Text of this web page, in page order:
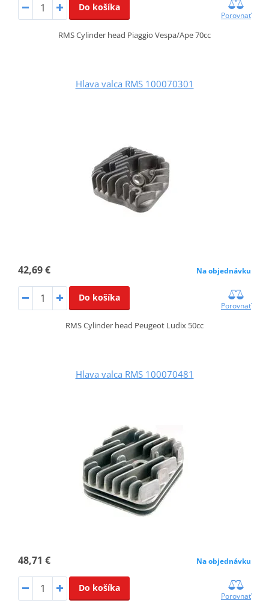
Do košíka
Porovnať
RMS Cylinder head Piaggio Vespa/Ape 70cc
Hlava valca RMS 100070301
42,69 € Na objednávku
Do košíka
Porovnať
RMS Cylinder head Peugeot Ludix 50cc
Hlava valca RMS 100070481
48,71 € Na objednávku
Do košíka
Porovnať